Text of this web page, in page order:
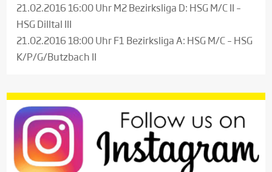
21.02.2016 16:00 Uhr M2 Bezirksliga D: HSG M/C II –
HSG Dilltal III
21.02.2016 18:00 Uhr F1 Bezirksliga A: HSG M/C – HSG
K/P/G/Butzbach II